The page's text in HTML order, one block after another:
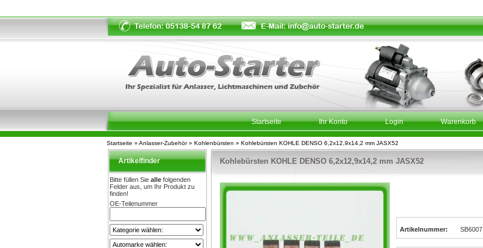
Startseite » Anlasser-Zubehör» Kohlenbürsten » Kohlebürsten KOHLE DENSO 6,2x12,9x14,2 mm JASX52
Startseite Ihr Konto Login Warenkorb
Artikelfinder
Bitte füllen Sie alle folgenden
Felder aus, um Ihr Produkt zu
finden!
OE-Teilenummer
Kohlebürsten KOHLE DENSO 6,2x12,9x14,2 mm JASX52
Artikelnummer: SB6007